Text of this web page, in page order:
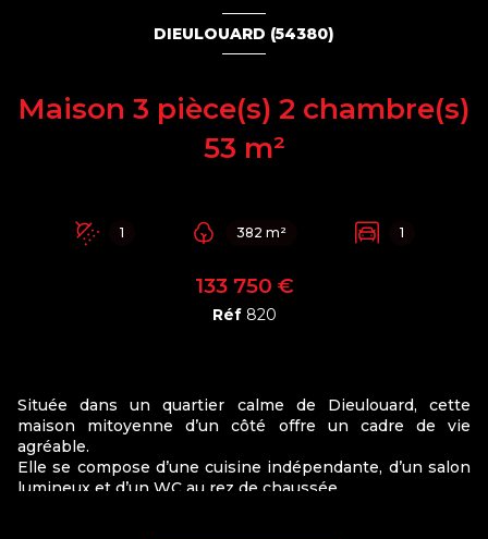
DIEULOUARD (54380)
Maison 3 pièce(s) 2 chambre(s)
53 m²
1 382 m² 1
133 750 €
Réf 820
Située dans un quartier calme de Dieulouard, cette
maison mitoyenne d’un côté offre un cadre de vie
agréable.
Elle se compose d’une cuisine indépendante, d’un salon
lumineux et d’un WC au rez de chaussée.